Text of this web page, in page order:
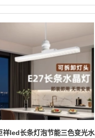
祥led长条灯泡节能三色变光水